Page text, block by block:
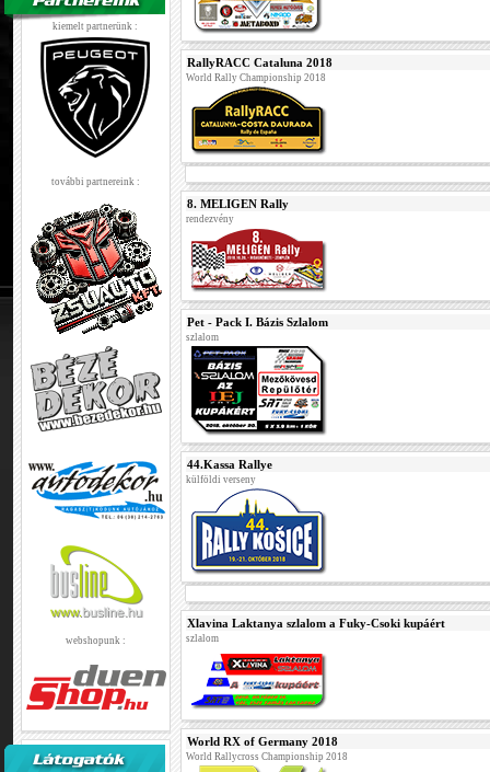
kiemelt partnerünk :
további partnereink :
webshopunk :
RallyRACC Cataluna 2018
World Rally Championship 2018
8. MELIGEN Rally
rendezvény
Pet - Pack I. Bázis Szlalom
szlalom
44.Kassa Rallye
külföldi verseny
Xlavina Laktanya szlalom a Fuky-Csoki kupáért
szlalom
World RX of Germany 2018
World Rallycross Championship 2018